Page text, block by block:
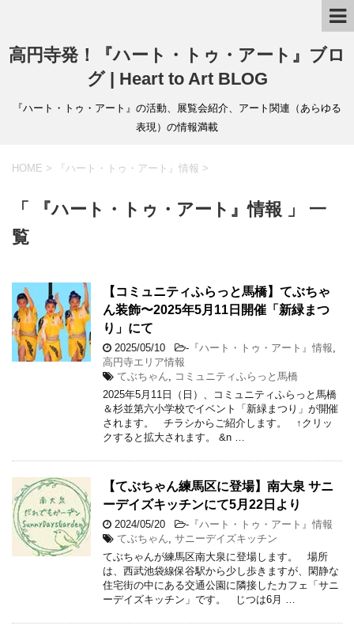
高円寺発！『ハート・トゥ・アート』ブロ
グ | Heart to Art BLOG
『ハート・トゥ・アート』の活動、展覧会紹介、アート関連（あらゆる
表現）の情報満載
HOME > 『ハート・トゥ・アート』情報 >
「 『ハート・トゥ・アート』情報 」 一
覧
【コミュニティふらっと馬橋】てぶちゃ
ん装飾〜2025年5月11日開催「新緑まつ
り」にて
2025/05/10 - 『ハート・トゥ・アート』情報
高円寺エリア情報
てぶちゃん
コミュニティふらっと馬橋
2025年5月11日（日）、コミュニティふらっと馬橋
＆杉並第六小学校でイベント「新緑まつり」が開催
されます。 チラシからご紹介します。 ↑クリッ
クすると拡大されます。 &n …
【てぶちゃん練馬区に登場】南大泉 サニ
ーデイズキッチンにて5月22日より
2024/05/20 - 『ハート・トゥ・アート』情報
てぶちゃん サニーデイズキッチン
てぶちゃんが練馬区南大泉に登場します。 場所
は、西武池袋線保谷駅から少し歩きますが、閑静な
住宅街の中にある交通公園に隣接したカフェ「サニ
ーデイズキッチン」です。 じつは6月 …